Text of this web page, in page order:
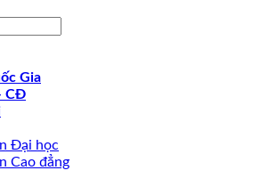
Gia
CĐ
Đại học
Cao đẳng